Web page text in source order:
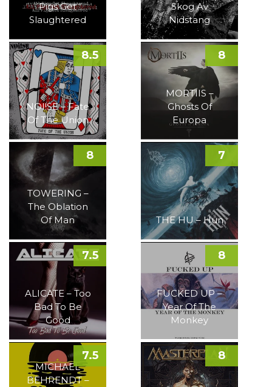
Pigs Get
Slaughtered
Skog Av
Nidstang
NOI!SE – Fate
Of The Union
8.5
MORTIIS –
Ghosts Of
Europa
8
TOWERING –
The Oblation
Of Man
8
THE HU – Hun
7
ALICATE – Too
Bad To Be
Good
7.5
FUCKED UP –
Year Of The
Monkey
8
MICHAEL
BEHRENDT –
7.5 8